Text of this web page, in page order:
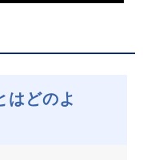
はどのよ